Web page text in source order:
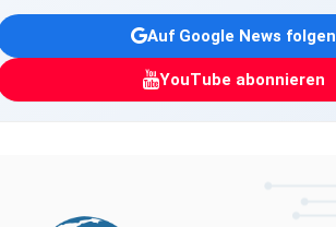
Auf Google News folgen
YouTube abonnieren